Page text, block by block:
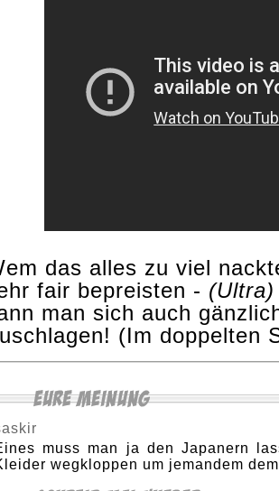
das alles zu viel
fair bepreisten -
man sich auch
(Im doppelten
muss man ja den Japanern
wegkloppen um jemandem